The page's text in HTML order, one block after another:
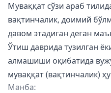
Муваққат сўзи араб
вақтинчалик, доимий
давом этадиган деган
Ўтиш даврида тузилган
алмашиши оқибатида
муваққат (вақтинчалик)
Манба: